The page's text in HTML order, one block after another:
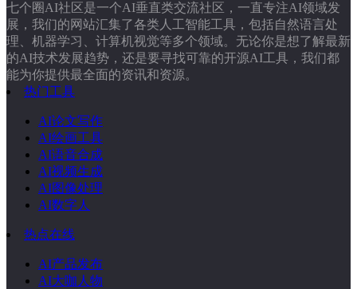
七个圈AI社区是一个AI垂直类交流社区，一直专注AI领域发
展，我们的网站汇集了各类人工智能工具，包括自然语言处
理、机器学习、计算机视觉等多个领域。无论你是想了解最新
的AI技术发展趋势，还是要寻找可靠的开源AI工具，我们都
能为你提供最全面的资讯和资源。
热门工具
AI论文写作
AI绘画工具
AI语音合成
AI视频生成
AI图像处理
AI数字人
热点在线
AI产品发布
AI大咖人物